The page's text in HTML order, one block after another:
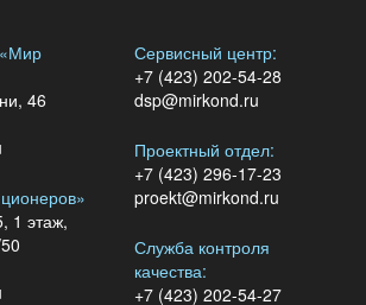
46
1 этаж,
Сервисный центр:
+7 (423) 202-54-28
dsp@mirkond.ru
Проектный отдел:
+7 (423) 296-17-23
proekt@mirkond.ru
Служба контроля
качества:
+7 (423) 202-54-27